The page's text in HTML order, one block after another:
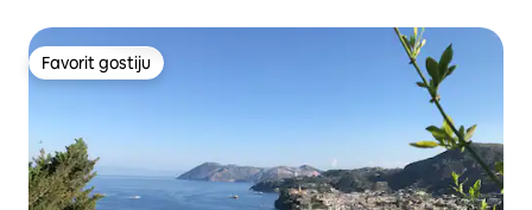
Favorit gostiju
Favorit gostiju